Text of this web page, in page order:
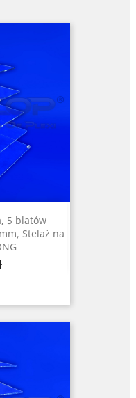
5 blatów
Stelaż na